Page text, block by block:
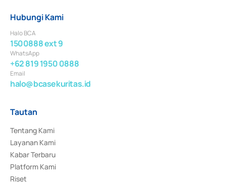
Hubungi Kami
Halo BCA
1500888 ext 9
WhatsApp
+62 819 1950 0888
Email
halo@bcasekuritas.id
Tautan
Tentang Kami
Layanan Kami
Kabar Terbaru
Platform Kami
Riset